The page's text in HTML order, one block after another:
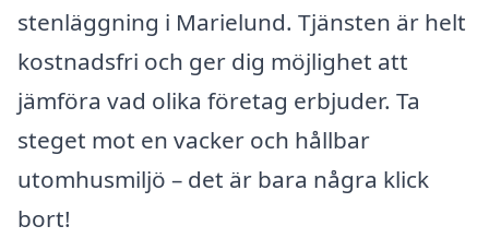
stenläggning i Marielund. Tjänsten är helt
kostnadsfri och ger dig möjlighet att
jämföra vad olika företag erbjuder. Ta
steget mot en vacker och hållbar
utomhusmiljö – det är bara några klick
bort!